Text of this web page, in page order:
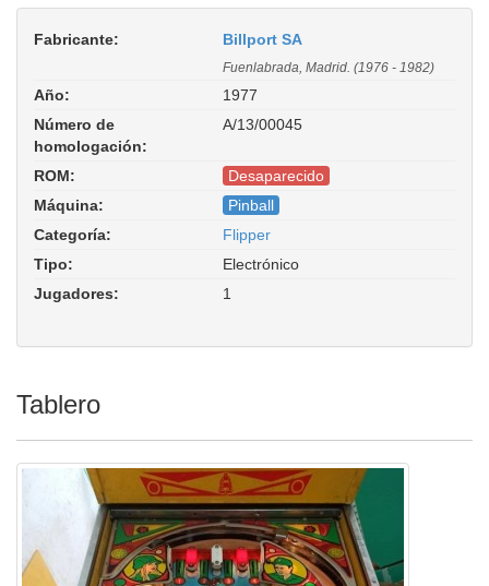
Fabricante: Billport SA
Fuenlabrada, Madrid. (1976 - 1982)
Año:
1977
Número de
homologación:
A/13/00045
ROM:
Desaparecido
Máquina:
Pinball
Categoría:
Flipper
Tipo:
Electrónico
Jugadores:
1
Tablero